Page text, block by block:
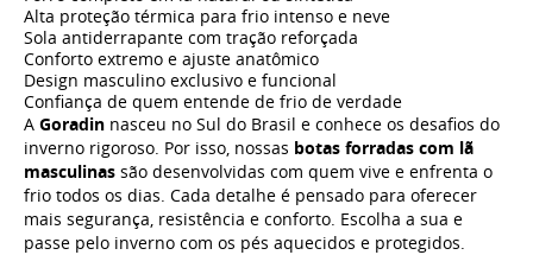
Alta proteção térmica para frio intenso e neve
Sola antiderrapante com tração reforçada
Conforto extremo e ajuste anatômico
Design masculino exclusivo e funcional
Confiança de quem entende de frio de verdade
A Goradin nasceu no Sul do Brasil e conhece os desafios do
inverno rigoroso. Por isso, nossas botas forradas com lã
masculinas são desenvolvidas com quem vive e enfrenta o
frio todos os dias. Cada detalhe é pensado para oferecer
mais segurança, resistência e conforto. Escolha a sua e
passe pelo inverno com os pés aquecidos e protegidos.